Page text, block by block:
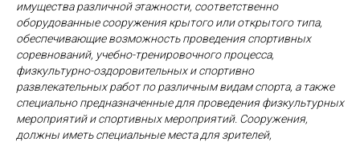
имущества различной этажности, соответственно
оборудованные сооружения крытого или открытого типа,
обеспечивающие возможность проведения спортивных
соревнований, учебно-тренировочного процесса,
физкультурно-оздоровительных и спортивно
развлекательных работ по различным видам спорта, а также
специально предназначенные для проведения физкультурных
мероприятий и спортивных мероприятий. Сооружения,
должны иметь специальные места для зрителей,